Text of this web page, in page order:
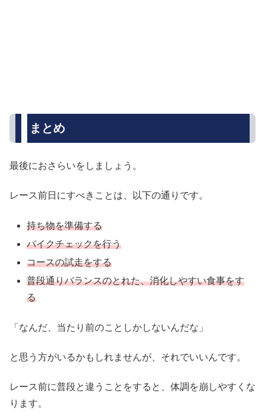
まとめ
最後におさらいをしましょう。
レース前日にすべきことは、以下の通りです。
持ち物を準備する
バイクチェックを行う
コースの試走をする
普段通りバランスのとれた、消化しやすい食事をす
る
「なんだ、当たり前のことしかしないんだな」
と思う方がいるかもしれませんが、それでいいんです。
レース前に普段と違うことをすると、体調を崩しやすくな
ります。